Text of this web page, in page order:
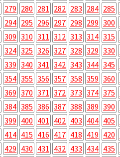
279 280 281 282 283 284 285
294 295 296 297 298 299 300
309 310 311 312 313 314 315
324 325 326 327 328 329 330
339 340 341 342 343 344 345
354 355 356 357 358 359 360
369 370 371 372 373 374 375
384 385 386 387 388 389 390
399 400 401 402 403 404 405
414 415 416 417 418 419 420
429 430 431 432 433 434 435